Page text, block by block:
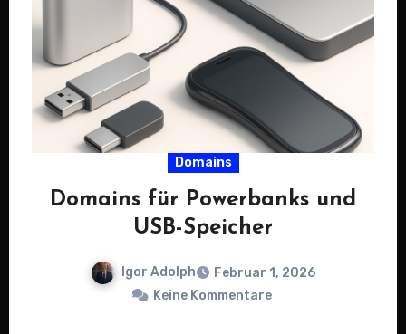
Domains
Domains für Powerbanks und
USB-Speicher
Igor Adolph
Februar 1, 2026
Keine Kommentare